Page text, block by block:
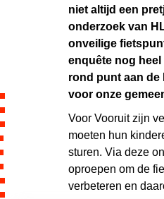
niet altijd een
onderzoek van
onveilige
enquête nog
rond punt aan
voor onze
Voor Vooruit zijn
moeten hun
sturen. Via deze
oproepen om de
verbeteren en